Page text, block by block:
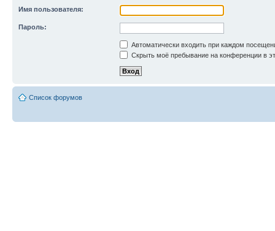
Имя пользователя:
Пароль:
Автоматически входить при каждом
Скрыть моё пребывание на конференции в
Список форумов